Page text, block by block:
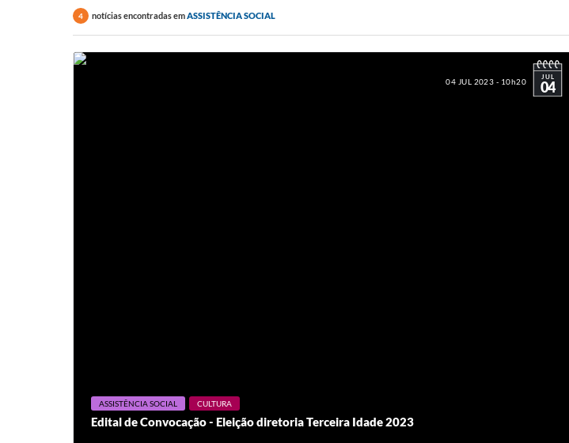
4 notícias encontradas emASSISTÊNCIA SOCIAL
04 JUL 2023 - 10h20 JUL
04
ASSISTÊNCIA SOCIAL CULTURA
Edital de Convocação - Eleição diretoria Terceira Idade 2023